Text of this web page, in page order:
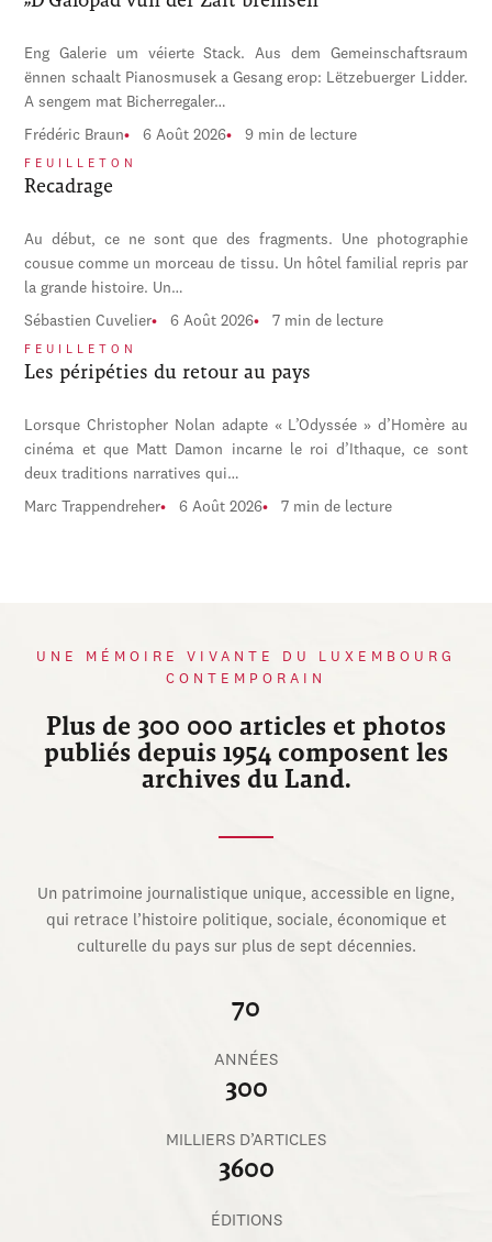
Eng Galerie um véierte Stack. Aus dem Gemeinschaftsraum
ënnen schaalt Pianosmusek a Gesang erop: Lëtzebuerger Lidder.
A sengem mat Bicherregaler…
Frédéric Braun 6 Août 2026 9 min de lecture
FEUILLETON
Recadrage
Au début, ce ne sont que des fragments. Une photographie
cousue comme un morceau de tissu. Un hôtel familial repris par
la grande histoire. Un…
Sébastien Cuvelier 6 Août 2026 7 min de lecture
FEUILLETON
Les péripéties du retour au pays
Lorsque Christopher Nolan adapte « L’Odyssée » d’Homère au
cinéma et que Matt Damon incarne le roi d’Ithaque, ce sont
deux traditions narratives qui…
Marc Trappendreher 6 Août 2026 7 min de lecture
UNE MÉMOIRE VIVANTE DU LUXEMBOURG
CONTEMPORAIN
Plus de 300 000 articles et photos
publiés depuis 1954 composent les
archives du Land.
Un patrimoine journalistique unique, accessible en ligne,
qui retrace l’histoire politique, sociale, économique et
culturelle du pays sur plus de sept décennies.
70
ANNÉES
300
MILLIERS D’ARTICLES
3600
ÉDITIONS